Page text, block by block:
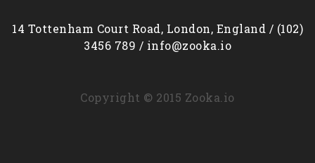
14 Tottenham Court Road, London, England / (102)
3456 789 / info@zooka.io
Copyright © 2015 Zooka.io